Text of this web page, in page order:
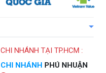
CHI NHÁNH TẠI TP.HCM :
CHI NHÁNH PHÚ NHUẬN